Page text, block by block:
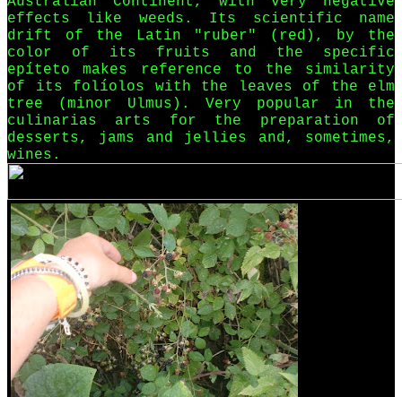
effects like weeds. Its scientific name
drift of the Latin "ruber" (red), by the
color of its fruits and the specific
epíteto makes reference to the similarity
of its folíolos with the leaves of the elm
tree (minor Ulmus). Very popular in the
culinarias arts for the preparation of
desserts, jams and jellies and, sometimes,
wines.